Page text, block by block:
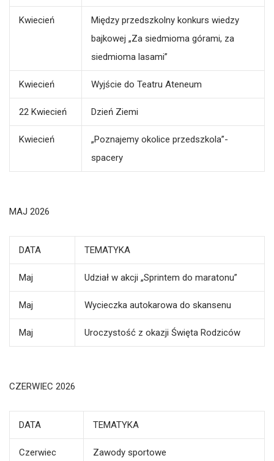
Kwiecień
Między przedszkolny konkurs wiedzy
bajkowej „Za siedmioma górami, za
siedmioma lasami”
Kwiecień Wyjście do Teatru Ateneum
22 Kwiecień Dzień Ziemi
Kwiecień
„Poznajemy okolice przedszkola”-
spacery
MAJ 2026
DATA TEMATYKA
Maj Udział w akcji „Sprintem do maratonu”
Maj Wycieczka autokarowa do skansenu
Maj Uroczystość z okazji Święta Rodziców
CZERWIEC 2026
DATA TEMATYKA
Czerwiec Zawody sportowe